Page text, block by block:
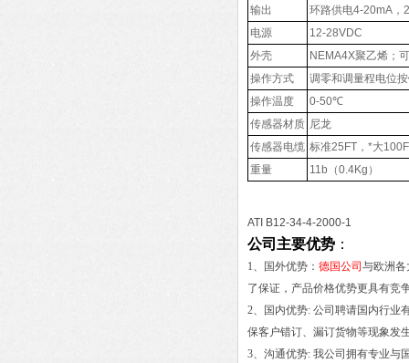
输出
环路供电4-20mA，
电源
12-28VDC
外壳
NEMA4X聚乙烯；
操作方式
调零和调量程电位
操作温度
0-50℃
传感器材质 尼龙
传感器电缆 标准25FT，*大
重量
11b（0.4Kg）
ATI B12-34-4-2000-1
公司主要优势 ：
1、国外优势： 德国公司 与欧洲各
了保证，产品价格优势更具有竞
2、国内优势: 公司聘请国内行业
保客户错订、漏订货物等现象发
3、沟通优势: 我公司拥有专业与